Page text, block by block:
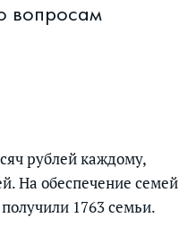
вопросам
рублей каждому,
На обеспечение семей
1763 семьи.